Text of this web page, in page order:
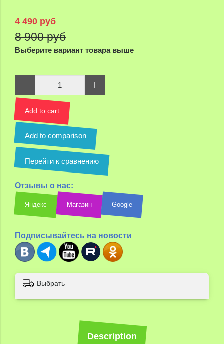
4 490 руб
8 900 руб
Выберите вариант товара выше
Add to cart
Add to comparison
Перейти к сравнению
Отзывы о нас:
Яндекс Магазин Google
Подписывайтесь на новости
Выбрать
Description